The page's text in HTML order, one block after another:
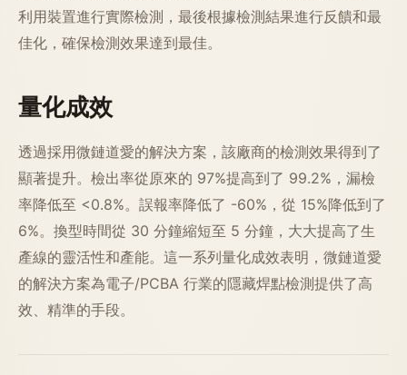
利用裝置進行實際檢測，最後根據檢測結果進行反饋和最
佳化，確保檢測效果達到最佳。
量化成效
透過採用微鏈道愛的解決方案，該廠商的檢測效果得到了
顯著提升。檢出率從原來的 97%提高到了 99.2%，漏檢
率降低至 <0.8%。誤報率降低了 -60%，從 15%降低到了
6%。換型時間從 30 分鐘縮短至 5 分鐘，大大提高了生
產線的靈活性和產能。這一系列量化成效表明，微鏈道愛
的解決方案為電子/PCBA 行業的隱藏焊點檢測提供了高
效、精準的手段。